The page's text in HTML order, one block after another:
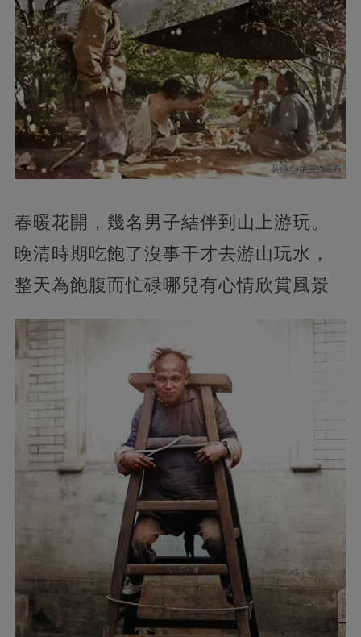
春暖花開，幾名男子結伴到山上游玩。
晚清時期吃飽了沒事干才去游山玩水，
整天為飽腹而忙碌哪兒有心情欣賞風景